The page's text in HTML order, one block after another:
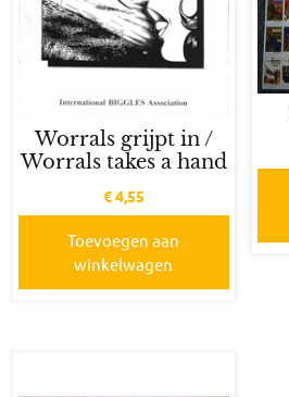
Worrals grijpt in /
Worrals takes a hand
€4,55
Toevoegen aan
winkelwagen